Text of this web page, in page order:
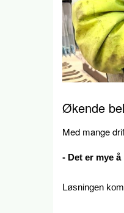
Økende
Med mange
- Det er mye
Løsningen